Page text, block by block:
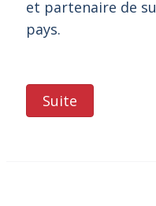
et partenaire de
pays.
Suite